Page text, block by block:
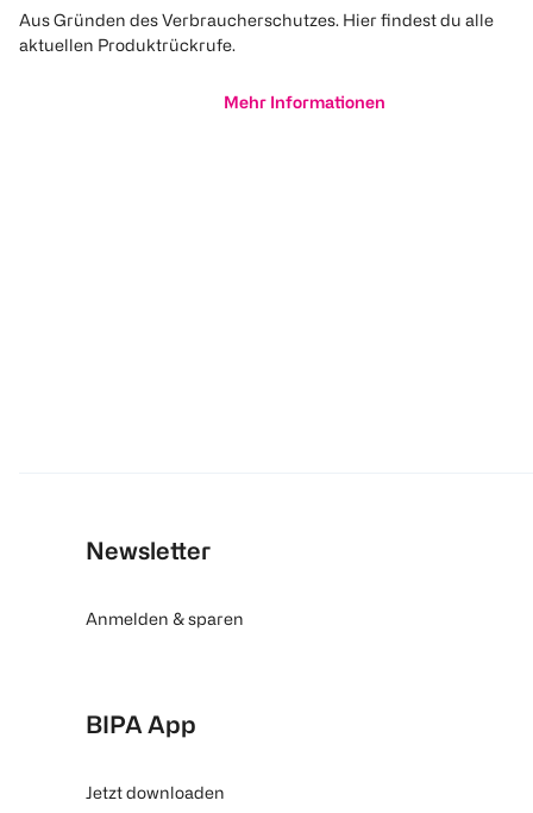
Aus Gründen des Verbraucherschutzes. Hier findest du alle
aktuellen Produktrückrufe.
Mehr Informationen
Newsletter
Anmelden & sparen
BIPA App
Jetzt downloaden